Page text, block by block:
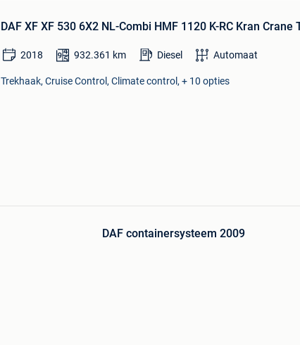
DAF XF XF 530 6X2 NL-Combi HMF 1120 K-RC Kran Crane
2018 932.361 km Diesel Automaat
Trekhaak, Cruise Control, Climate control, + 10 opties
DAF containersysteem 2009